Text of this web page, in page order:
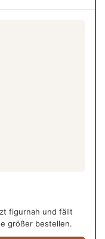
figurnah und fällt
größer bestellen.